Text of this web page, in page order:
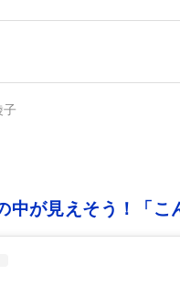
子
中が見えそう！「